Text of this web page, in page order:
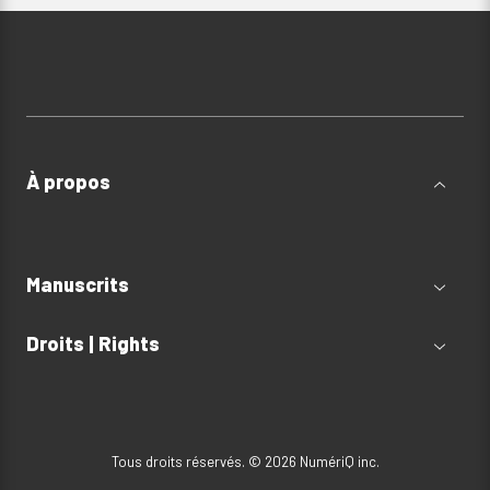
À propos
Manuscrits
Droits | Rights
Tous droits réservés. © 2026 NumériQ inc.